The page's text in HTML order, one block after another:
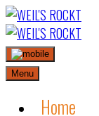
Skip
to
content
Menu
Home